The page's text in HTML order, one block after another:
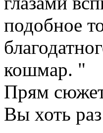
подобное
кошмар. "
Прям сюжет
Вы хоть